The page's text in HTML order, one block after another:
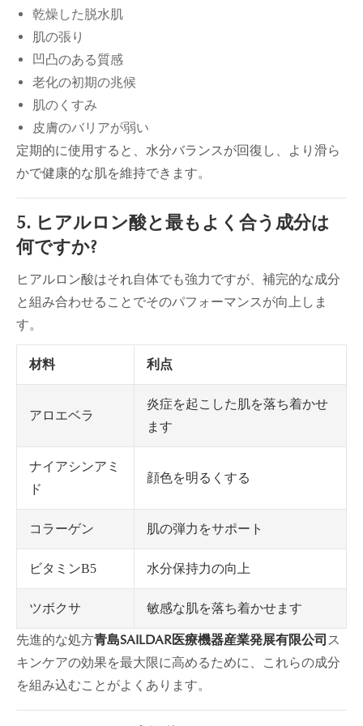
乾燥した脱水肌
肌の張り
凹凸のある質感
老化の初期の兆候
肌のくすみ
皮膚のバリアが弱い
定期的に使用すると、水分バランスが回復し、より滑ら
かで健康的な肌を維持できます。
5. ヒアルロン酸と最もよく合う成分は
何ですか?
ヒアルロン酸はそれ自体でも強力ですが、補完的な成分
と組み合わせることでそのパフォーマンスが向上しま
す。
材料 利点
アロエベラ
炎症を起こした肌を落ち着かせ
ます
ナイアシンアミ
ド
顔色を明るくする
コラーゲン 肌の弾力をサポート
ビタミンB5 水分保持力の向上
ツボクサ
敏感な肌を落ち着かせます
先進的な処方青島SAILDAR医療機器産業発展有限公司ス
キンケアの効果を最大限に高めるために、これらの成分
を組み込むことがよくあります。